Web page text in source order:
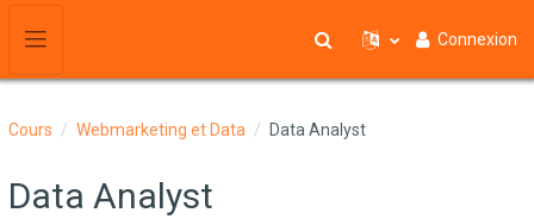
Passer au contenu principal
Activer/désactiver la saisie de
Connexion
Cours Webmarketing et Data Data Analyst
Data Analyst